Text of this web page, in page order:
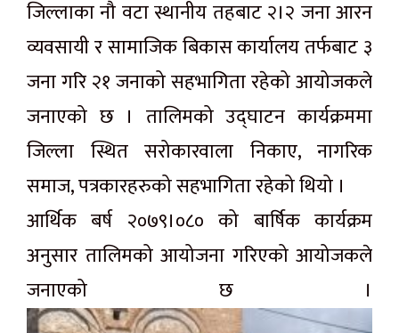
जिल्लाका नौ वटा स्थानीय तहबाट २।२ जना आरन
व्यवसायी र सामाजिक बिकास कार्यालय तर्फबाट ३
जना गरि २१ जनाको सहभागिता रहेको आयोजकले
जनाएको छ । तालिमको उद्घाटन कार्यक्रममा
जिल्ला स्थित सरोकारवाला निकाए, नागरिक
समाज, पत्रकारहरुको सहभागिता रहेको थियो ।
आर्थिक बर्ष २०७९।०८० को बार्षिक कार्यक्रम
अनुसार तालिमको आयोजना गरिएको आयोजकले
जनाएको छ ।